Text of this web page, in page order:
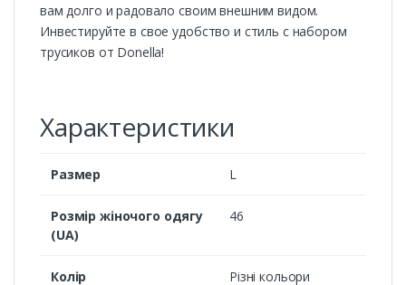
вам долго и радовало своим внешним видом.
Инвестируйте в свое удобство и стиль с набором
трусиков от Donella!
Характеристики
Размер L
Розмір жіночого одягу
(UA)
46
Колір Різні кольори